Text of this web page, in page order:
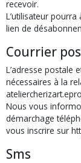
recevoir.
L’utilisateur
lien de
Courrier
L’adresse postale
nécessaires à la
Nous vous
démarchage
vous inscrire sur
Sms